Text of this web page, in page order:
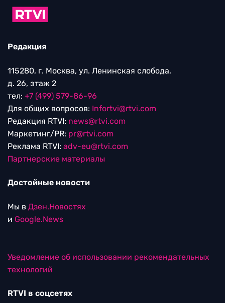
Редакция
115280, г. Москва, ул. Ленинская слобода,
д. 26, этаж 2
тел: +7 (499) 579-86-96
Для общих вопросов: Infortvi@rtvi.com
Редакция RTVI: news@rtvi.com
Маркетинг/PR: pr@rtvi.com
Реклама RTVI: adv-eu@rtvi.com
Партнерские материалы
Достойные новости
Мы в Дзен.Новостях
и Google.News
Уведомление об использовании рекомендательных
технологий
RTVI в соцсетях